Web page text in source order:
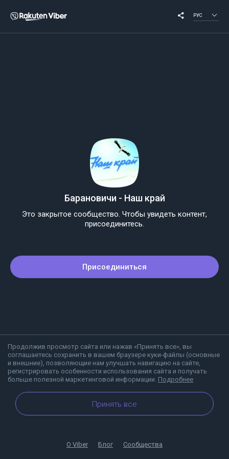
РУС
Продолжив просмотр сайта или нажав «Принять все», вы
соглашаетесь сохранить в вашем браузере куки-файлы (основные
и внешние), позволяющие нам улучшать навигацию на сайте,
регистрировать особенности использования сайта и получать
больше полезной маркетинговой информации. Подробнее
Принять все
Барановичи - Наш край
Это закрытое сообщество. Чтобы увидеть контент,
присоединитесь.
Присоединиться
О Viber Блог Сообщества